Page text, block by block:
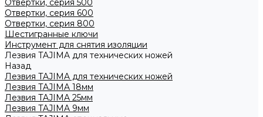
Отвертки, серия 500
Отвертки, серия 600
Отвертки, серия 800
Шестигранные ключи
Инструмент для снятия изоляции
Лезвия TAJIMA для технических ножей
Назад
Лезвия TAJIMA для технических ножей
Лезвия TAJIMA 18мм
Лезвия TAJIMA 25мм
Лезвия TAJIMA 9мм